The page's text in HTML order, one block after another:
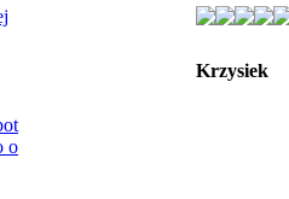
Krzysiek